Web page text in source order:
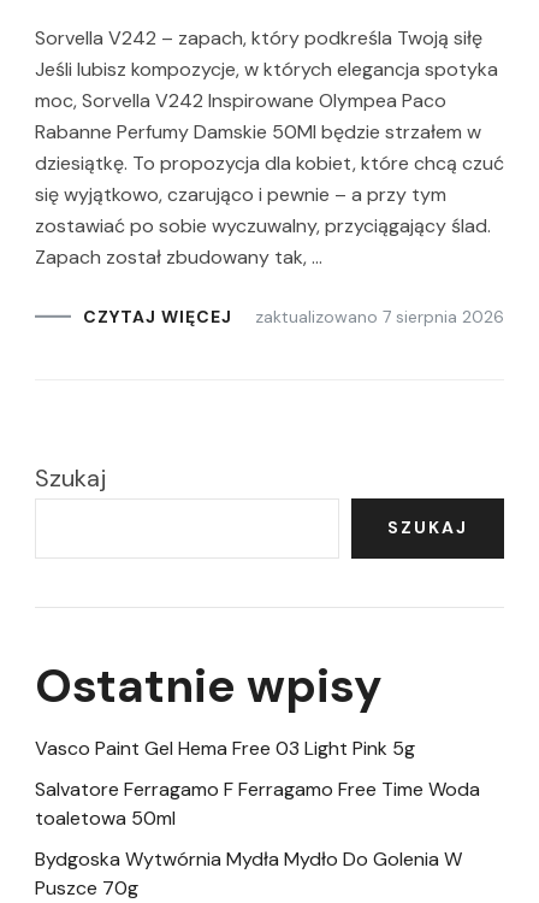
Sorvella V242 – zapach, który podkreśla Twoją siłę
Jeśli lubisz kompozycje, w których elegancja spotyka
moc, Sorvella V242 Inspirowane Olympea Paco
Rabanne Perfumy Damskie 50Ml będzie strzałem w
dziesiątkę. To propozycja dla kobiet, które chcą czuć
się wyjątkowo, czarująco i pewnie – a przy tym
zostawiać po sobie wyczuwalny, przyciągający ślad.
Zapach został zbudowany tak, …
CZYTAJ WIĘCEJ zaktualizowano 7 sierpnia 2026
Szukaj
SZUKAJ
Ostatnie wpisy
Vasco Paint Gel Hema Free 03 Light Pink 5g
Salvatore Ferragamo F Ferragamo Free Time Woda
toaletowa 50ml
Bydgoska Wytwórnia Mydła Mydło Do Golenia W
Puszce 70g